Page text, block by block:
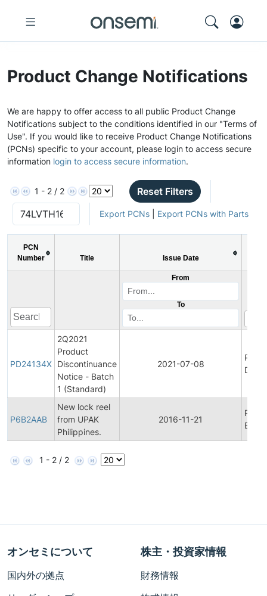
Product Change Notifications
We are happy to offer access to all public Product Change
Notifications subject to the conditions identified in our "Terms of
Use". If you would like to receive Product Change Notifications
(PCNs) specific to your account, please login to access secure
information login to access secure information.
1 - 2 / 2 Reset Filters
Export PCNs| Export PCNs with Parts
PCN
Number
Title Issue Date
From
To
PD24134X
2Q2021
Product
Discontinuance
Notice - Batch
1 (Standard)
2021-07-08
P6B2AAB
New lock reel
from UPAK
Philippines.
2016-11-21
1 - 2 / 2
オンセミについて
国内外の拠点
株主・投資家情報
財務情報